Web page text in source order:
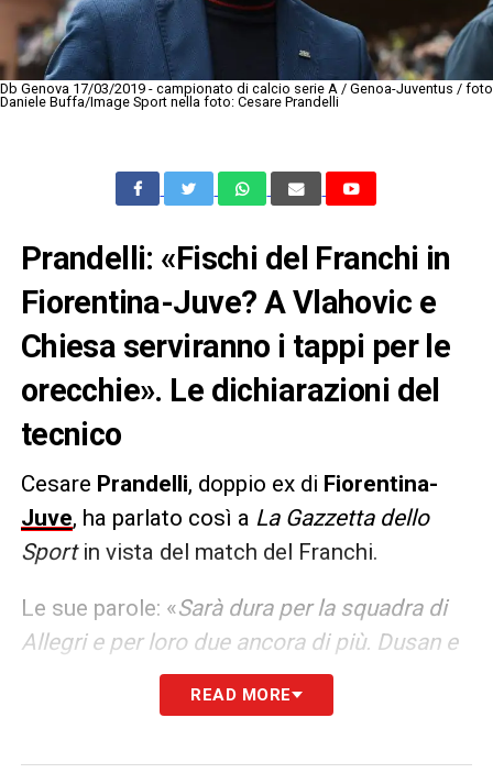
Db Genova 17/03/2019 - campionato di calcio serie A / Genoa-Juventus / foto
Daniele Buffa/Image Sport nella foto: Cesare Prandelli
Prandelli: «Fischi del Franchi in
Fiorentina-Juve? A Vlahovic e
Chiesa serviranno i tappi per le
orecchie». Le dichiarazioni del
tecnico
Cesare Prandelli, doppio ex di Fiorentina-
Juve, ha parlato così a La Gazzetta dello
Sportin vista del match del Franchi.
Le sue parole: «Sarà dura per la squadra di
Allegri e per loro due ancora di più. Dusan e
Federico sono della Juve e sono ex: avranno
bisogno dei tappi alle orecchie per non farsi
READ MORE